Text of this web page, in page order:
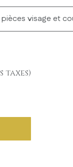
visage et
taxes)